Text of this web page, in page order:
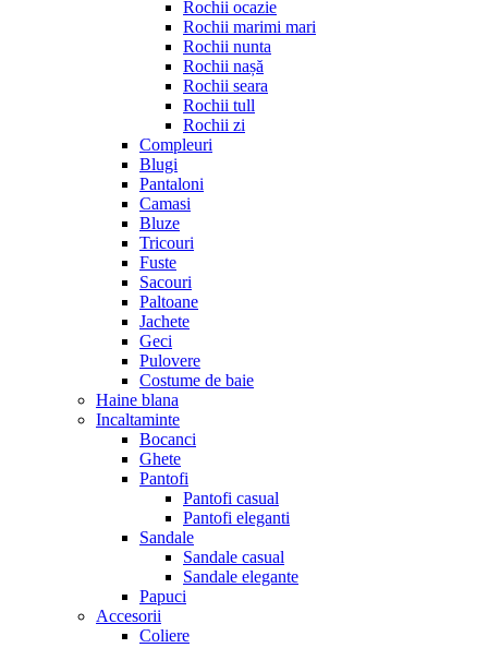
Rochii ocazie
Rochii marimi mari
Rochii nunta
Rochii nașă
Rochii seara
Rochii tull
Rochii zi
Compleuri
Blugi
Pantaloni
Camasi
Bluze
Tricouri
Fuste
Sacouri
Paltoane
Jachete
Geci
Pulovere
Costume de baie
Haine blana
Incaltaminte
Bocanci
Ghete
Pantofi
Pantofi casual
Pantofi eleganti
Sandale
Sandale casual
Sandale elegante
Papuci
Accesorii
Coliere